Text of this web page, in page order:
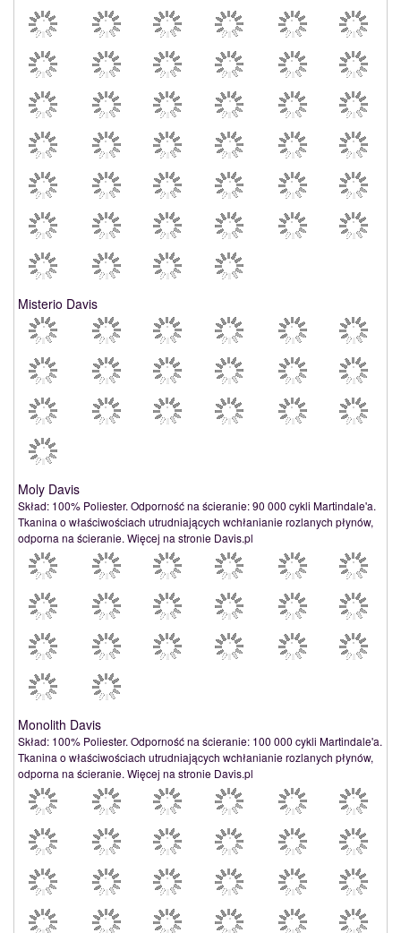
Misterio Davis
Moly Davis
Skład: 100% Poliester. Odporność na ścieranie: 90 000 cykli Martindale'a.
Tkanina o właściwościach utrudniających wchłanianie rozlanych płynów,
odporna na ścieranie. Więcej na stronie Davis.pl
Monolith Davis
Skład: 100% Poliester. Odporność na ścieranie: 100 000 cykli Martindale'a.
Tkanina o właściwościach utrudniających wchłanianie rozlanych płynów,
odporna na ścieranie. Więcej na stronie Davis.pl